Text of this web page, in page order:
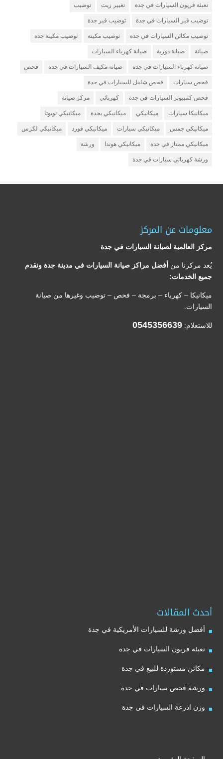
تعبئة فريون السيارات في جدة تغيير زيت توضيب
توضيب قير السيارات في جدة توضيب قير جدة
توضيب مكائن السيارات في جدة توضيب مكينة توضيب مكينة جدة
صيانة صيانة دورية صيانة كهرباء السيارات
صيانة كهرباء السيارات في جدة صيانة مكيف السيارات في جدة فحص
فحص سيارات فحص شامل للسيارات في جدة
فحص كمبيوتر السيارات في جدة كهربائي مركز صيانة
ميكانيكا سيارات ميكانيكي ميكانيكي بجدة ميكانيكي تويوتا
ميكانيكي جمس ميكانيكي سيارات ميكانيكي فورد ميكانيكي لكزس
ميكانيكي ممتاز في جدة ميكانيكي هوندا ورشة
ورشة كهربائي سيارات في جدة
معلومات عن المركز
مركز العالمية لصيانة السيارات في جدة
يُعد مركزنا من أفضل مراكز صيانة السيارات في مدينة جدة ونقدم
جميع الخدمات:
ميكانيكا – كهرباء – برمجة – فحص – توضيب وغيرها من صيانة
السيارات.
للاستعلام: 0545356639
أحدث المقالات
أفضل ورشة للسيارات الأمريكية في جدة
تعبئة فريون السيارات في جدة
مكائن مستوردة للبيع في جدة
ورشة فحص سيارات في جدة
وزن اذرعة السيارات في جدة